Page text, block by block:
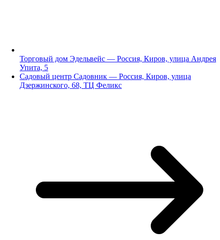
Торговый дом Эдельвейс — Россия, Киров, улица Андрея
Упита, 5
Садовый центр Садовник — Россия, Киров, улица
Дзержинского, 68, ТЦ Феликс